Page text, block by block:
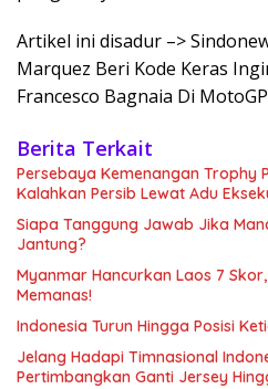
Artikel ini disadur –>
Marquez Beri Kode Keras
Francesco Bagnaia Di
Berita Terkait
Persebaya Kemenangan Trophy
Kalahkan Persib Lewat Adu
Siapa Tanggung Jawab Jika
Jantung?
Myanmar Hancurkan Laos 7
Memanas!
Indonesia Turun Hingga Posisi
Jelang Hadapi Timnasional
Pertimbangkan Ganti Jersey